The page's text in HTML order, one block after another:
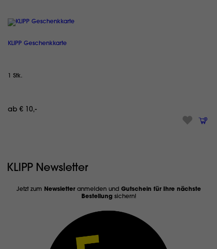
KLIPP Geschenkkarte
1 Stk.
ab € 10,-
KLIPP Newsletter
Jetzt zum Newsletter anmelden und Gutschein für Ihre nächste
Bestellungsichern!